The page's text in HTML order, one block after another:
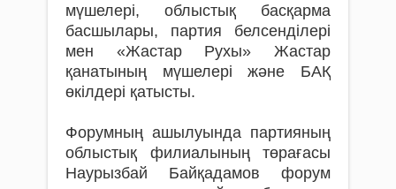
мүшелері, облыстық басқарма
басшылары, партия белсенділері
мен «Жастар Рухы» Жастар
қанатының мүшелері және БАҚ
өкілдері қатысты.
Форумның ашылуында партияның
облыстық филиалының төрағасы
Наурызбай Байқадамов форум